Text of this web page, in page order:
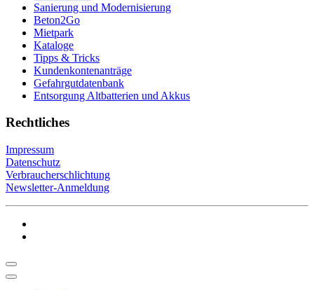
Sanierung und Modernisierung
Beton2Go
Mietpark
Kataloge
Tipps & Tricks
Kundenkontenanträge
Gefahrgutdatenbank
Entsorgung Altbatterien und Akkus
Rechtliches
Impressum
Datenschutz
Verbraucherschlichtung
Newsletter-Anmeldung